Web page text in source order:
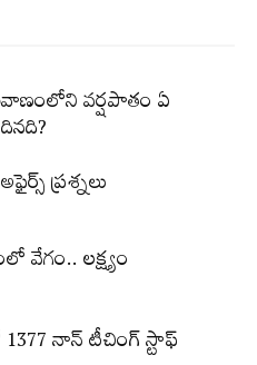
వర్షపాతం ఏ
ప్రశ్నలు
వేగం.. లక్ష్యం
నాన్‌ టీచింగ్‌ స్టాఫ్‌